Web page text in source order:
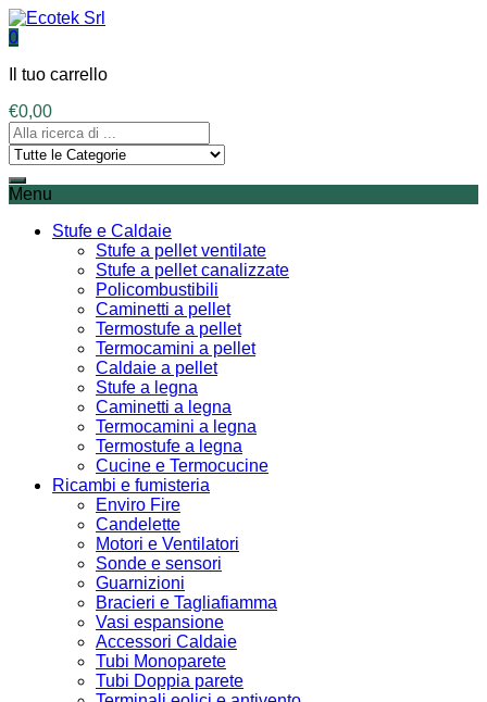
0
Il tuo carrello
€0,00
Menu
Stufe e Caldaie
Stufe a pellet ventilate
Stufe a pellet canalizzate
Policombustibili
Caminetti a pellet
Termostufe a pellet
Termocamini a pellet
Caldaie a pellet
Stufe a legna
Caminetti a legna
Termocamini a legna
Termostufe a legna
Cucine e Termocucine
Ricambi e fumisteria
Enviro Fire
Candelette
Motori e Ventilatori
Sonde e sensori
Guarnizioni
Bracieri e Tagliafiamma
Vasi espansione
Accessori Caldaie
Tubi Monoparete
Tubi Doppia parete